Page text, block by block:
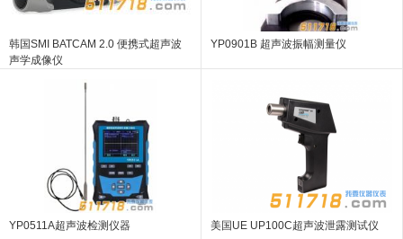
韩国SMI BATCAM 2.0 便携式超声波
声学成像仪
YP0901B 超声波振幅测量仪
YP0511A超声波检测仪器 美国UE UP100C超声波泄露测试仪